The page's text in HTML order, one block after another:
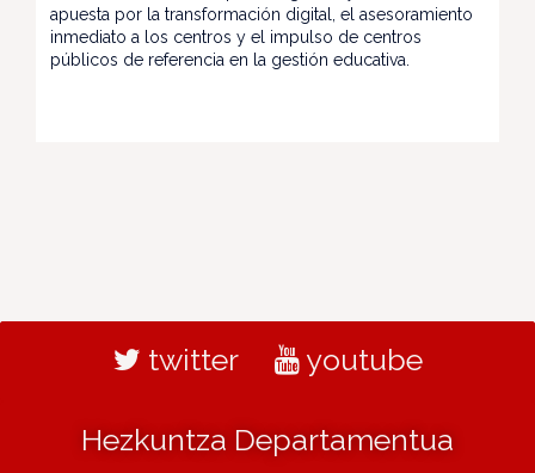
apuesta por la transformación digital, el asesoramiento
inmediato a los centros y el impulso de centros
públicos de referencia en la gestión educativa.
twitter youtube
Hezkuntza Departamentua